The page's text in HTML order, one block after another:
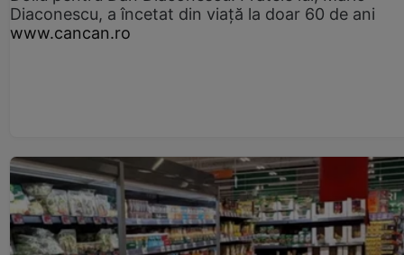
Diaconescu, a încetat din viață la doar 60 de ani
www.cancan.ro